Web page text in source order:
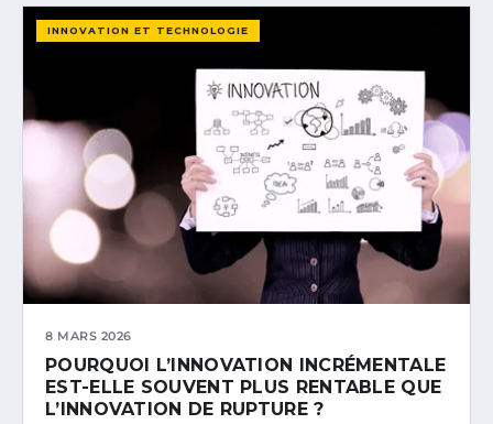
INNOVATION ET TECHNOLOGIE
8 MARS 2026
POURQUOI L’INNOVATION INCRÉMENTALE
EST-ELLE SOUVENT PLUS RENTABLE QUE
L’INNOVATION DE RUPTURE ?